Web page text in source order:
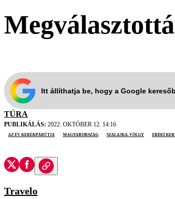
Itt állíthatja be, hogy a Google
TÚRA
PUBLIKÁLÁS: 2022. OKTÓBER 12. 14:16
az év kerékpárútja
Magyarország Szalajka-völgy erdei
Travelo